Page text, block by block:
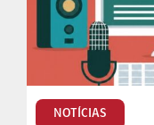
NOTÍCIAS